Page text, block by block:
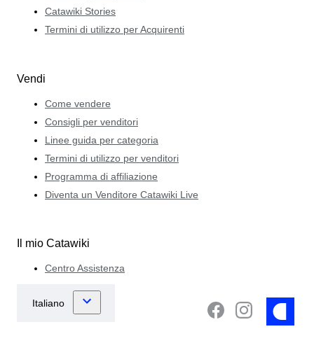
Catawiki Stories
Termini di utilizzo per Acquirenti
Vendi
Come vendere
Consigli per venditori
Linee guida per categoria
Termini di utilizzo per venditori
Programma di affiliazione
Diventa un Venditore Catawiki Live
Il mio Catawiki
Centro Assistenza